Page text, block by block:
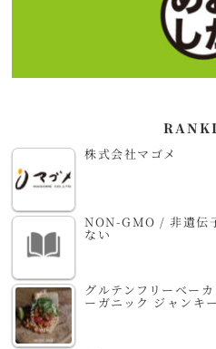
株式会社マゴメ
NON-GMO / 非遺伝
ない
グルテンフリーベー
ーガニック ジャンキ